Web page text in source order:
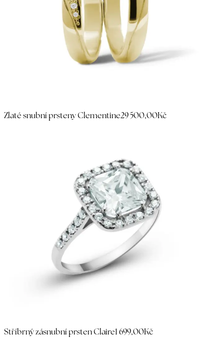
Zlaté snubní prsteny Clementine29 500,00Kč
Stříbrný zásnubní prsten Claire1 699,00Kč